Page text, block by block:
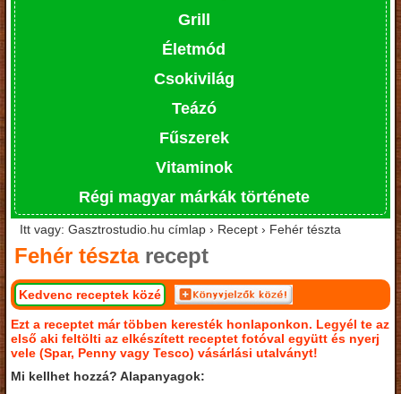
Grill
Életmód
Csokivilág
Teázó
Fűszerek
Vitaminok
Régi magyar márkák története
Itt vagy: Gasztrostudio.hu címlap › Recept › Fehér tészta
Fehér tésztarecept
Kedvenc receptek közé
Ezt a receptet már többen keresték honlaponkon. Legyél te az
első aki feltölti az elkészített receptet fotóval együtt és nyerj
vele (Spar, Penny vagy Tesco) vásárlási utalványt!
Mi kellhet hozzá? Alapanyagok: